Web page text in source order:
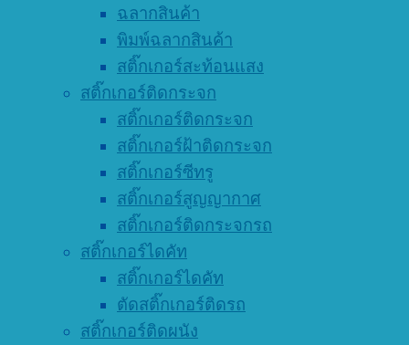
ฉลากสินค้า
พิมพ์ฉลากสินค้า
สติ๊กเกอร์สะท้อนแสง
สติ๊กเกอร์ติดกระจก
สติ๊กเกอร์ติดกระจก
สติ๊กเกอร์ฝ้าติดกระจก
สติ๊กเกอร์ซีทรู
สติ๊กเกอร์สูญญากาศ
สติ๊กเกอร์ติดกระจกรถ
สติ๊กเกอร์ไดคัท
สติ๊กเกอร์ไดคัท
ตัดสติ๊กเกอร์ติดรถ
สติ๊กเกอร์ติดผนัง